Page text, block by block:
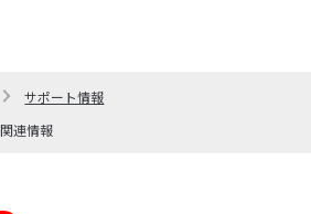
サポート情報
連情報